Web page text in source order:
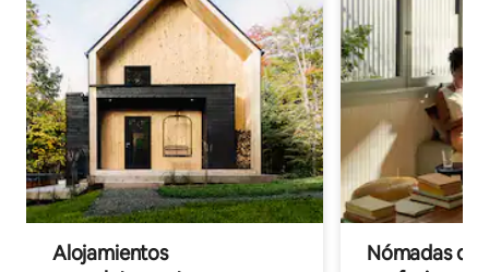
Alojamientos
Nómadas